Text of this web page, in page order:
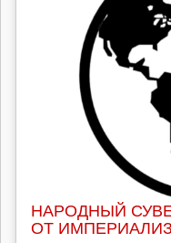
НАРОДНЫЙ
ОТ